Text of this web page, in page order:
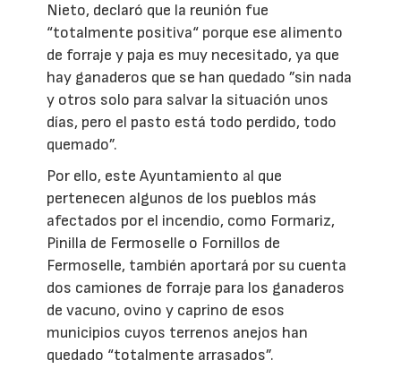
Nieto, declaró que la reunión fue
“totalmente positiva“ porque ese alimento
de forraje y paja es muy necesitado, ya que
hay ganaderos que se han quedado ”sin nada
y otros solo para salvar la situación unos
días, pero el pasto está todo perdido, todo
quemado”.
Por ello, este Ayuntamiento al que
pertenecen algunos de los pueblos más
afectados por el incendio, como Formariz,
Pinilla de Fermoselle o Fornillos de
Fermoselle, también aportará por su cuenta
dos camiones de forraje para los ganaderos
de vacuno, ovino y caprino de esos
municipios cuyos terrenos anejos han
quedado “totalmente arrasados”.